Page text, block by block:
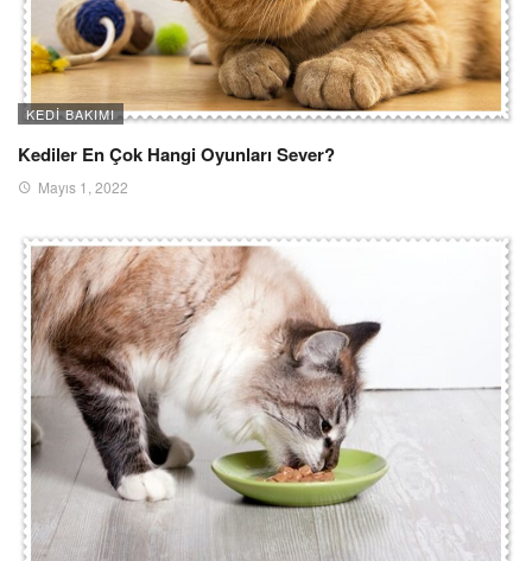
KEDI BAKIMI
Kediler En Çok Hangi Oyunları Sever?
Mayıs 1, 2022